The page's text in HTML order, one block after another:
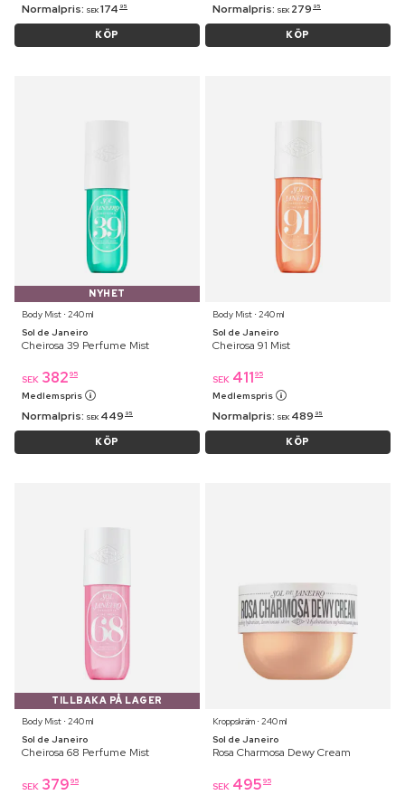
Normalpris: SEK 174 95
KÖP
Normalpris: SEK 279 95
KÖP
NYHET
Body Mist ⋅ 240 ml
Sol de Janeiro
Cheirosa 39 Perfume Mist
SEK 382 95
Medlemspris
Normalpris: SEK 449 95
KÖP
Body Mist ⋅ 240 ml
Sol de Janeiro
Cheirosa 91 Mist
SEK 411 95
Medlemspris
Normalpris: SEK 489 95
KÖP
TILLBAKA PÅ LAGER
Body Mist ⋅ 240 ml
Sol de Janeiro
Cheirosa 68 Perfume Mist
SEK 379 95
Kroppskräm ⋅ 240 ml
Sol de Janeiro
Rosa Charmosa Dewy Cream
SEK 495 95